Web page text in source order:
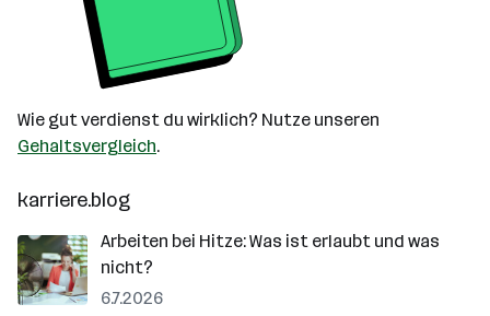
Wie gut verdienst du wirklich? Nutze unseren
Gehaltsvergleich.
karriere.blog
Arbeiten bei Hitze: Was ist erlaubt und was
nicht?
6.7.2026